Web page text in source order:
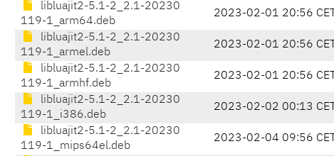
libluajit2-5.1-2_2.1-20230
119-1_arm64.deb
2023-02-01 20:56 CET
libluajit2-5.1-2_2.1-20230
119-1_armel.deb
2023-02-01 20:56 CET
libluajit2-5.1-2_2.1-20230
119-1_armhf.deb
2023-02-01 20:56 CET
libluajit2-5.1-2_2.1-20230
119-1_i386.deb
2023-02-02 00:13 CET
libluajit2-5.1-2_2.1-20230
119-1_mips64el.deb
2023-02-04 09:56 CET